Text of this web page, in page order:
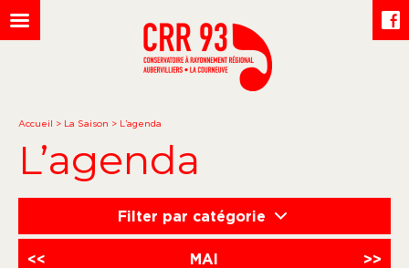
Accueil > La Saison > L’agenda
L’agenda
Filter par catégorie
<< MAI >>